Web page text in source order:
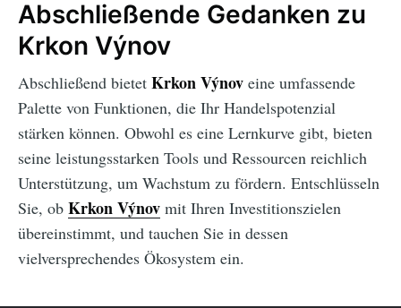
Abschließende Gedanken zu
Krkon Výnov
Abschließend bietet Krkon Výnov eine umfassende
Palette von Funktionen, die Ihr Handelspotenzial
stärken können. Obwohl es eine Lernkurve gibt, bieten
seine leistungsstarken Tools und Ressourcen reichlich
Unterstützung, um Wachstum zu fördern. Entschlüsseln
Sie, ob Krkon Výnov mit Ihren Investitionszielen
übereinstimmt, und tauchen Sie in dessen
vielversprechendes Ökosystem ein.